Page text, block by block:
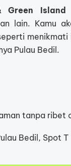
Green Island
lain. Kamu
menikmati
Pulau Bedil.
tanpa ribet
Bedil, Spot T